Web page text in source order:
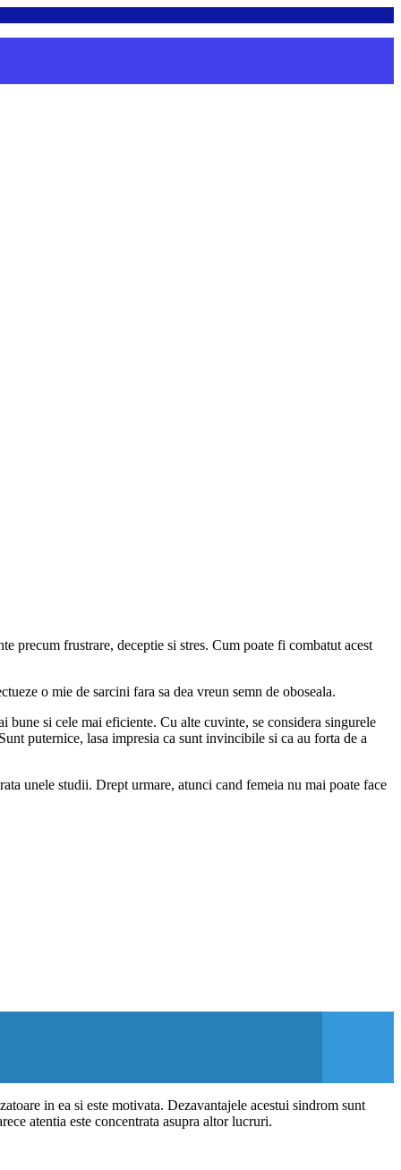
precum frustrare, deceptie si stres. Cum poate fi combatut acest
o mie de sarcini fara sa dea vreun semn de oboseala.
si cele mai eficiente. Cu alte cuvinte, se considera singurele
puternice, lasa impresia ca sunt invincibile si ca au forta de a
unele studii. Drept urmare, atunci cand femeia nu mai poate face
in ea si este motivata. Dezavantajele acestui sindrom sunt
atentia este concentrata asupra altor lucruri.